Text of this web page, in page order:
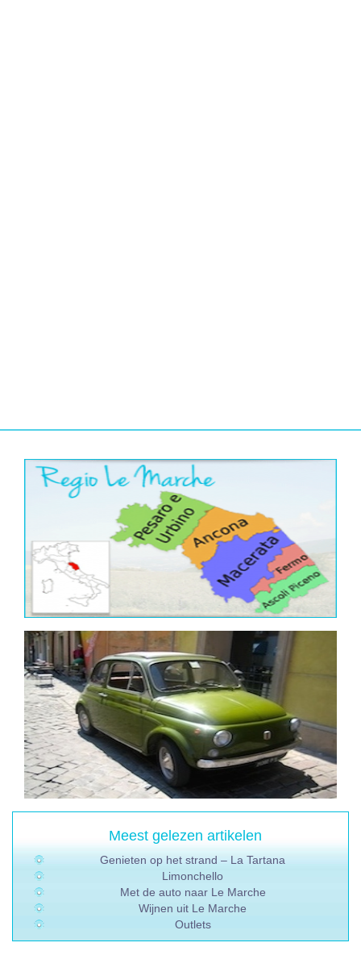
Meest gelezen artikelen
Genieten op het strand – La Tartana
Limonchello
Met de auto naar Le Marche
Wijnen uit Le Marche
Outlets